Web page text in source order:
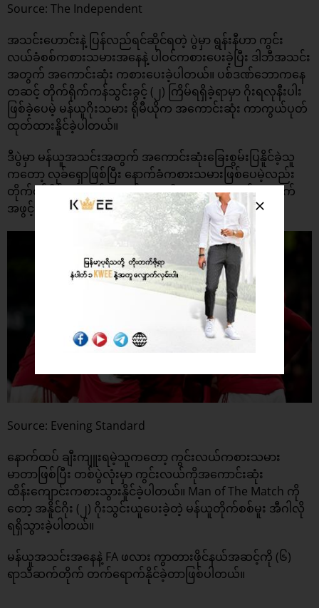
Source: The Independent
အသင်းဟောင်းနဲ့ ပြန်လည်ရင်ဆိုင်ရတဲ့ ပွဲမှာ ရွန်းနီဟာ ကွင်း
လယ်ခံစစ်ကစားသမားအနေနဲ့ ပါဝင်ကစားပေးခဲ့ပြီး ဒါဘီအသင်း
အတွက် အကောင်းဆုံး ကစားပေးခဲ့ပါတယ်။ ပစ်ဒဏ်ဘောကနေ
တဆင့် တိုက်ရိုက်ကန်သွင်းခွင့် (၂) ကြိမ်ရရှိခဲ့ရာမှာ ဂိုးရလုနီးပါး
ဖြစ်ခဲ့ပေမဲ့ မန်ယူဂိုးသမား ရိုမီယိုက အကောင်းဆုံး ကာကွယ်ပုတ်
ထုတ်ထားနိူင်ခဲ့ပါတယ်။
ဒီပွဲမှာ မန်ယူအသင်းအတွက် အကောင်းဆုံးခြေးစွမ်းပြနိူင်ခဲ့သူ
ကတော့ လုခ်ရှောဖြစ်ပြီး နောက်ခံကစားသမားဖြစ်ပေမဲ့လည်း
တိုက်စစ်ပိုင်းအတွက် ကောင်းဆုံးပံပိုးပေးကာ အသင်းအတွက်
အဖွင့်ဂိုးကိုလည်း သွင်းယူပေးနိူင်ခဲ့ပါတယ်။
Source: Evening Standard
နောက်ထပ် ချီးကျူးရမဲ့သူကတော့ ကွင်းလယ်ကစားသမား
မာတာဖြစ်ပြီး တစ်ပွဲလုံးမှာ ကွင်းလယ်ကိုအကောင်းဆုံး
ထိန်းကျောင်းကစားသွားနိူင်ခဲ့ပါတယ်။ Man of The Match ကို
တော့ အနိူင်ဂိုး (၂) ဂိုးသွင်းယူပေးခဲ့တဲ့ မန်ယူတိုက်စစ်မူး အီဂါလို
ရရှိသွားခဲ့ပါတယ်။
မန်ယူအသင်းအနေနဲ့ FA ဖလား ကွာတားဖိုင်နယ်အဆင့်ကို (၆)
ရာသီဆက်တိုက် တက်ရောက်နိုင်ခဲ့တာဖြစ်ပါတယ်။